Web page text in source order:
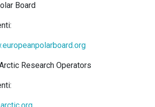
Board
Research Operators